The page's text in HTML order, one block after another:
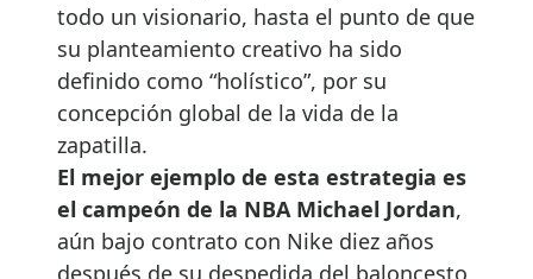
todo un visionario, hasta el punto de que
su planteamiento creativo ha sido
definido como “holístico”, por su
concepción global de la vida de la
zapatilla.
El mejor ejemplo de esta estrategia es
el campeón de la NBA Michael Jordan,
aún bajo contrato con Nike diez años
después de su despedida del baloncesto